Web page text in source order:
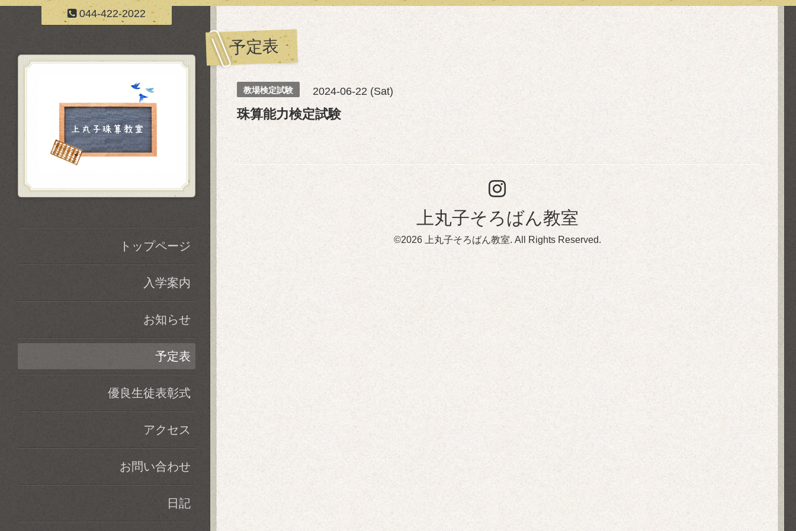
044-422-2022
予定表
教場検定試験 2024-06-22 (Sat)
珠算能力検定試験
上丸子そろばん教室
©2026 上丸子そろばん教室. All Rights Reserved.
トップページ
入学案内
お知らせ
予定表
優良生徒表彰式
アクセス
お問い合わせ
日記